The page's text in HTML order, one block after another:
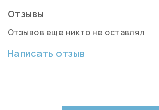
Отзывы
Отзывов еще никто не оставлял
Написать отзыв